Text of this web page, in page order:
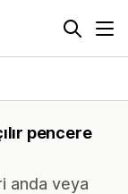
pencere
anda veya